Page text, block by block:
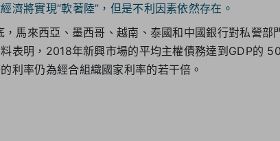
濟將實現“軟著陸”，但是不利因素依然存在。
馬來西亞、墨西哥、越南、泰國和中國銀行對私營部
表明，2018年新興市場的平均主權債務達到GDP的
利率仍為經合組織國家利率的若干倍。